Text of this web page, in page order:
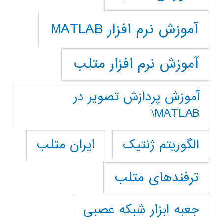
آموزش نرم افزار MATLAB
آموزش نرم افزار متلب
آموزش پردازش تصوير در
MATLAB\
الگوریتم ژنتیک
ایران متلب
ترفندهای متلب
جعبه ابزار شبکه عصبی